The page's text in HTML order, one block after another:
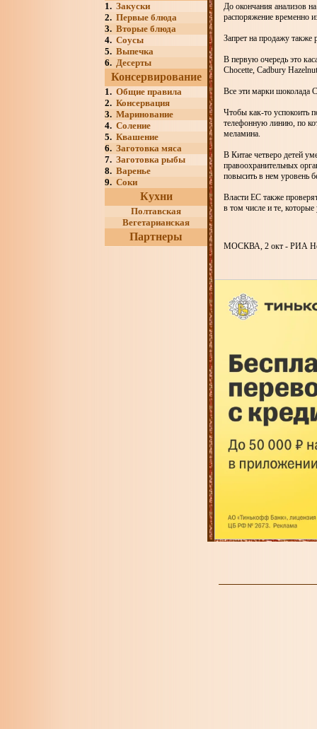
1. Закуски
2. Первые блюда
3. Вторые блюда
4. Соусы
5. Выпечка
6. Десерты
Консервирование
1. Общие правила
2. Консервация
3. Маринование
4. Соление
5. Квашение
6. Заготовка мяса
7. Заготовка рыбы
8. Варенье
9. Соки
Кухни
Полтавская
Вегетарианская
Партнеры
До окончания анализов
распоряжение временно
Запрет на продажу также
В первую очередь это
Chocette, Cadbury
Все эти марки шоколада
Чтобы как-то успокоить
телефонную линию, по
меламина.
В Китае четверо детей
правоохранительных
повысить в нем уровень
Власти ЕС также
в том числе и те,
МОСКВА, 2 окт - РИА